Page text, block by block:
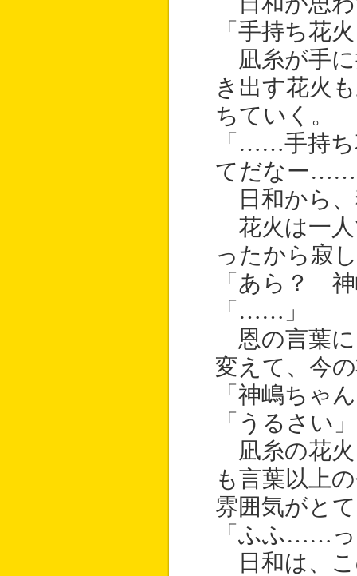
「手持ち花
凪糸が手に
き出す花火
ちていく。
「……手持ち
てだなー
日和から、
花火は一人
ったから寂
「あら？
「……」
恩の言葉に
変えて、今
「神嶋ちゃ
「うるさい」
凪糸の花火
も言葉以上
雰囲気がと
「ふふ……
日和は、こ